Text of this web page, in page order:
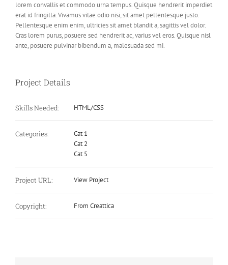
lorem convallis et commodo urna tempus. Quisque hendrerit imperdiet
erat id fringilla. Vivamus vitae odio nisi, sit amet pellentesque justo.
Pellentesque enim enim, ultricies sit amet blandit a, sagittis vel dolor.
Cras lorem purus, posuere sed hendrerit ac, varius vel eros. Quisque nisl
ante, posuere pulvinar bibendum a, malesuada sed mi.
Project Details
Skills Needed: HTML/CSS
Categories:
Cat 1
Cat 2
Cat 5
Project URL: View Project
Copyright: From Creattica